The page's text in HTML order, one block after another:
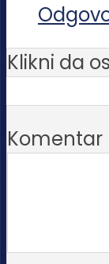
Klikni da
Komentar